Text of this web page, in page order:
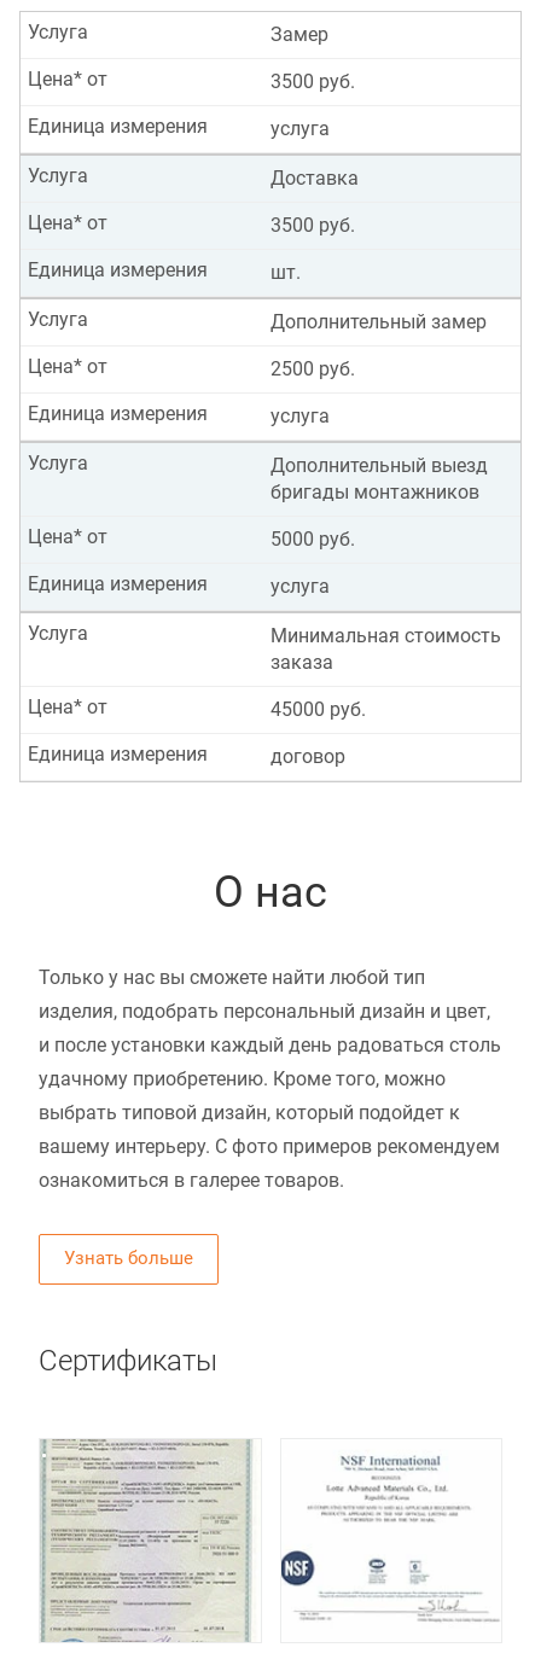
Замер
Услуга
3500 руб.
Цена* от
услуга
Единица измерения
Доставка
Услуга
3500 руб.
Цена* от
шт.
Единица измерения
Дополнительный замер
Услуга
2500 руб.
Цена* от
услуга
Единица измерения
Дополнительный выезд
бригады монтажников
Услуга
5000 руб.
Цена* от
услуга
Единица измерения
Минимальная стоимость
заказа
Услуга
45000 руб.
Цена* от
договор
Единица измерения
О нас
Только у нас вы сможете найти любой тип
изделия, подобрать персональный дизайн и цвет,
и после установки каждый день радоваться столь
удачному приобретению. Кроме того, можно
выбрать типовой дизайн, который подойдет к
вашему интерьеру. С фото примеров рекомендуем
ознакомиться в галерее товаров.
Узнать больше
Сертификаты